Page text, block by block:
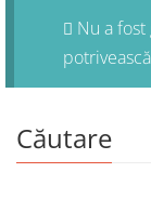
Nu a
Căutare